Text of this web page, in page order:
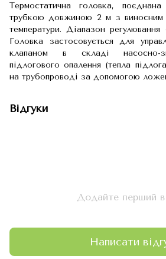
Термостатична головка,
трубкою довжиною 2 м з виносним
температури. Діапазон
Головка застосовується для
клапаном в складі насосно-
підлогового опалення (тепла
на трубопроводі за допомогою
Відгуки
Додайте перший
Написати